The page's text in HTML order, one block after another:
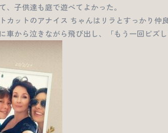
、子供達も庭で遊べてよかった。
カットのアナイス ちゃんはリラとすっかり仲良
車から泣きながら飛び出し、「もう一回ビズ